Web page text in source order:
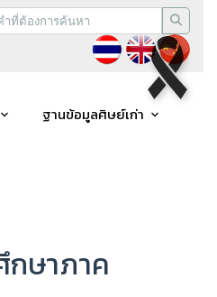
ฐานข้อมูลศิษย์เก่า
ษาภาค